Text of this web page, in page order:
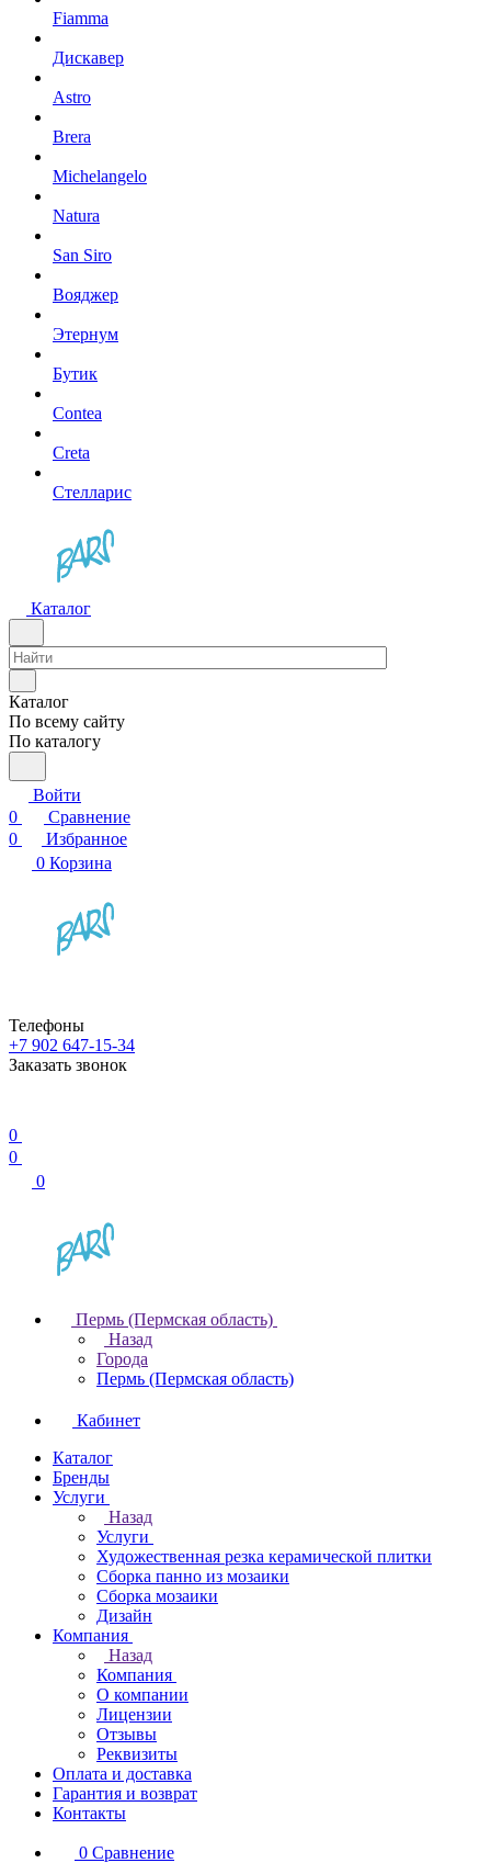
Fiamma
Дискавер
Astro
Brera
Michelangelo
Natura
San Siro
Вояджер
Этернум
Бутик
Contea
Creta
Стелларис
Каталог
Каталог
По всему сайту
По каталогу
Войти
0
Сравнение
0
Избранное
0 Корзина
Телефоны
+7 902 647-15-34
Заказать звонок
0
0
0
Пермь (Пермская область)
Назад
Города
Пермь (Пермская область)
Кабинет
Каталог
Бренды
Услуги
Назад
Услуги
Художественная резка керамической плитки
Сборка панно из мозаики
Сборка мозаики
Дизайн
Компания
Назад
Компания
О компании
Лицензии
Отзывы
Реквизиты
Оплата и доставка
Гарантия и возврат
Контакты
0 Сравнение